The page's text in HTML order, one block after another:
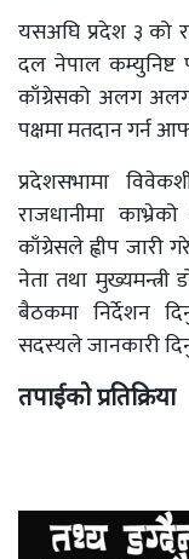
यसअघि प्रदेश ३ को
दल नेपाल कम्युनिष्ट
काँग्रेसको अलग अलग
पक्षमा मतदान गर्न
प्रदेशसभामा
राजधानीमा
काँग्रेसले ह्वीप
नेता तथा मुख्यमन्त्री
बैठकमा निर्देशन
सदस्यले जानकारी
तपाईको प्रतिक्रिया